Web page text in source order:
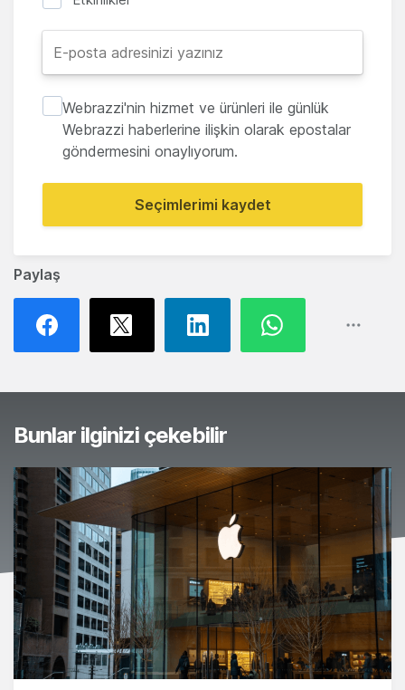
Paylaş
Webrazzi'nin hizmet ve ürünleri ile günlük
Webrazzi haberlerine ilişkin olarak epostalar
göndermesini onaylıyorum.
Seçimlerimi kaydet
Bunlar ilginizi çekebilir